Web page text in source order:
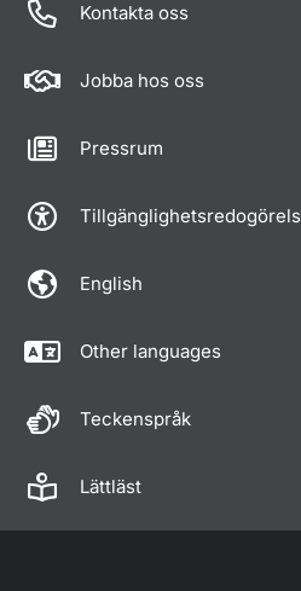
Kontakta oss
Jobba hos oss
Pressrum
English
Other languages
Teckenspråk
Lättläst